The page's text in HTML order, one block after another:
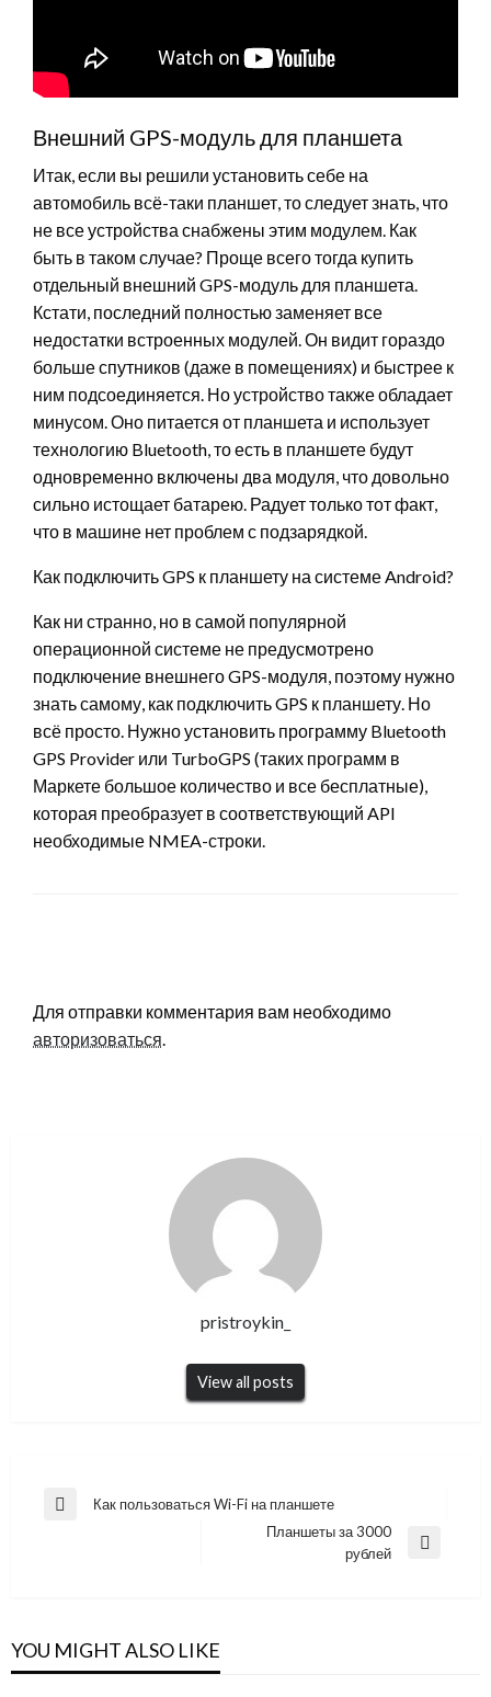
Внешний GPS-модуль для планшета
Итак, если вы решили установить себе на
автомобиль всё-таки планшет, то следует знать, что
не все устройства снабжены этим модулем. Как
быть в таком случае? Проще всего тогда купить
отдельный внешний GPS-модуль для планшета.
Кстати, последний полностью заменяет все
недостатки встроенных модулей. Он видит гораздо
больше спутников (даже в помещениях) и быстрее к
ним подсоединяется. Но устройство также обладает
минусом. Оно питается от планшета и использует
технологию Bluetooth, то есть в планшете будут
одновременно включены два модуля, что довольно
сильно истощает батарею. Радует только тот факт,
что в машине нет проблем с подзарядкой.
Как подключить GPS к планшету на системе Android?
Как ни странно, но в самой популярной
операционной системе не предусмотрено
подключение внешнего GPS-модуля, поэтому нужно
знать самому, как подключить GPS к планшету. Но
всё просто. Нужно установить программу Bluetooth
GPS Provider или TurboGPS (таких программ в
Маркете большое количество и все бесплатные),
которая преобразует в соответствующий API
необходимые NMEA-строки.
Для отправки комментария вам необходимо
авторизоваться.
pristroykin_
View all posts
Навигация
Previous
Как пользоваться Wi-Fi на планшете
Планшеты за 3000
рублей
YOU MIGHT ALSO LIKE